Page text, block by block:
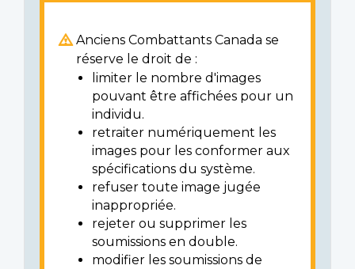
Anciens Combattants Canada se
réserve le droit de :
limiter le nombre d'images
pouvant être affichées pour un
individu.
retraiter numériquement les
images pour les conformer aux
spécifications du système.
refuser toute image jugée
inappropriée.
rejeter ou supprimer les
soumissions en double.
modifier les soumissions de